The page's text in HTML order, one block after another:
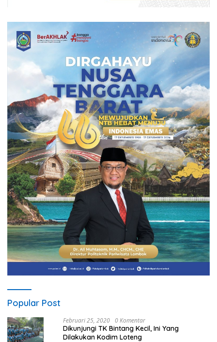
Popular Post
Februari 25, 2020 0 Komentar
Dikunjungi TK Bintang Kecil, Ini Yang
Dilakukan Kodim Loteng